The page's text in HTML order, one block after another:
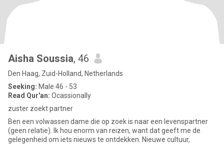
Aisha Soussia, 46
Den Haag, Zuid-Holland, Netherlands
Seeking: Male 46 - 53
Read Qur'an: Ocassionally
zuster zoekt partner
Ben een volwassen dame die op zoek is naar een levenspartner
(geen relatie). Ik hou enorm van reizen, want dat geeft me de
gelegenheid om iets nieuws te ontdekken. Nieuwe cultuur,